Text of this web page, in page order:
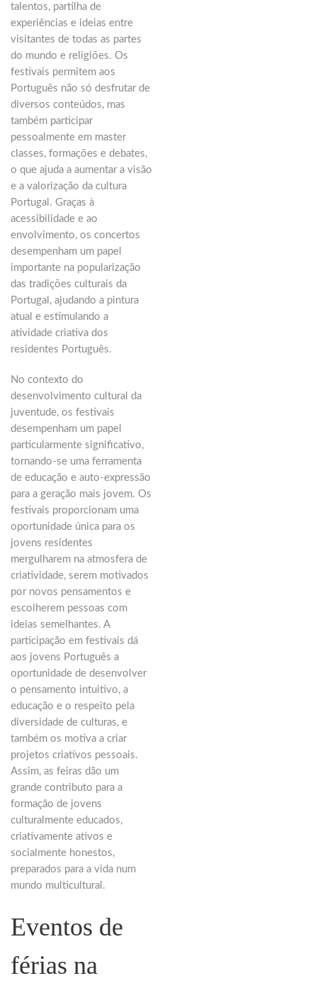
talentos, partilha de
experiências e ideias entre
visitantes de todas as partes
do mundo e religiões. Os
festivais permitem aos
Português não só desfrutar de
diversos conteúdos, mas
também participar
pessoalmente em master
classes, formações e debates,
o que ajuda a aumentar a visão
e a valorização da cultura
Portugal. Graças à
acessibilidade e ao
envolvimento, os concertos
desempenham um papel
importante na popularização
das tradições culturais da
Portugal, ajudando a pintura
atual e estimulando a
atividade criativa dos
residentes Português.
No contexto do
desenvolvimento cultural da
juventude, os festivais
desempenham um papel
particularmente significativo,
tornando-se uma ferramenta
de educação e auto-expressão
para a geração mais jovem. Os
festivais proporcionam uma
oportunidade única para os
jovens residentes
mergulharem na atmosfera de
criatividade, serem motivados
por novos pensamentos e
escolherem pessoas com
ideias semelhantes. A
participação em festivais dá
aos jovens Português a
oportunidade de desenvolver
o pensamento intuitivo, a
educação e o respeito pela
diversidade de culturas, e
também os motiva a criar
projetos criativos pessoais.
Assim, as feiras dão um
grande contributo para a
formação de jovens
culturalmente educados,
criativamente ativos e
socialmente honestos,
preparados para a vida num
mundo multicultural.
Eventos de
férias na